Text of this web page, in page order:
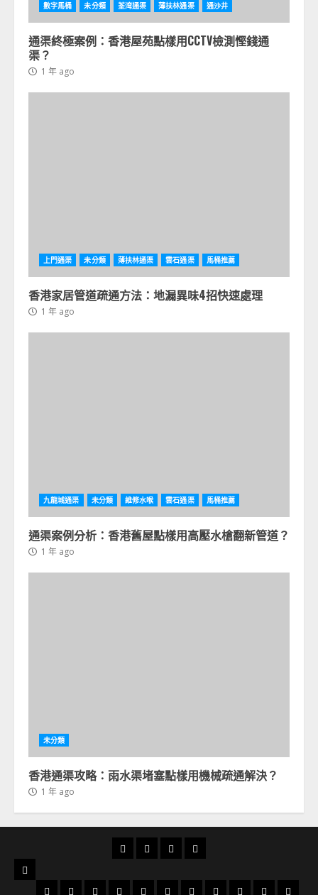
數字馬桶 未分類 荃湾通渠 薄扶林通渠 通沙井
通渠終極案例：香港屋苑點樣用CCTV檢測慳錢通
渠？
1 年 ago
上門通渠 未分類 薄扶林通渠 雲石通渠 馬桶推薦
香港家居管道疏通方法：地漏異味4招快速處理
1 年 ago
九龍城通渠 未分類 維修水喉 雲石通渠 馬桶推薦
通渠案例分析：香港舊屋點樣用高壓水槍翻新管道？
1 年 ago
未分類
香港通渠攻略：雨水渠堵塞點樣用機械疏通解決？
1 年 ago
首
通
俱
通
分
24
時
服
太 太 大 大 大 火 粉 北 旺 荃 天